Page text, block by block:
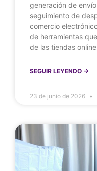
generación de
seguimiento de
comercio
de herramientas
de las tiendas
SEGUIR LEYENDO ->
23 de junio de 2026